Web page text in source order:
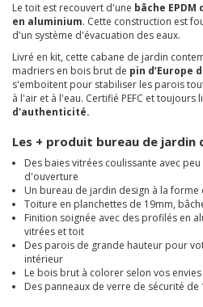
Le toit est recouvert d'une bâche
en aluminium. Cette construction est
d'un système d'évacuation des eaux.
Livré en kit, cette cabane de jardin
madriers en bois brut de pin d’Europe
s'emboitent pour stabiliser les parois
à l'air et à l'eau. Certifié PEFC et toujours
d'authenticité.
Les + produit bureau de jardin
Des baies vitrées coulissante avec
d'ouverture
Un bureau de jardin design à la forme
Toiture en planchettes de 19mm,
Finition soignée avec des profilés en
vitrées et toit
Des parois de grande hauteur pour
intérieur
Le bois brut à colorer selon vos envies
Des panneaux de verre de sécurité